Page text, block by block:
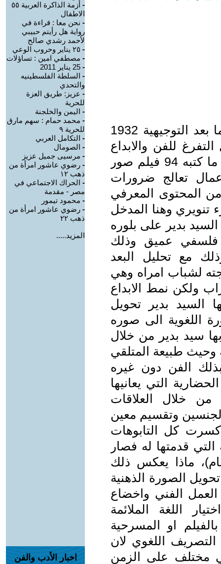
1915 الميلاد البكالوريا وهي مرحله ما بعد التوجيهية 1932
للفن والابداع
المولد ابو الشقوق كفر صقر مجموع ما كتبه 94 فيلم صور
تعالج ضرورات
المحتوى المعرفي
تنويري وهنا المدخل
بدير على بلوره
فلسفي عميق وذلك
مع تحليل البعد
لشباب امراه وهي
ولكن نمط الابداع
السيد بدير تحويل
اللغوية الى صوره
سيد بدير من خلال
وحيث طبيعة المتلقي
الفن دون غيره
التي يعانيها
من خلال العلاقات
وتقسيم معين
كسرت كل التابوهات
قدمتها له فصار
ماذا يعكس ذلك
الصورة الذهنية
العمل الفني واخضاع
اللغة الملائمة
او المسرحية
اللغوي لان
مختلف على الزمن
-
أزمة الذاكرة العربية ٥٥
الاطفال
- نحن معا : قراءة في
رواية هل رأيتم حبيبي
لأحمد رشدي صالح
- ٢٥ يناير وحروب الوعي
- مصطفي امين : تساؤلات
- 25 يناير 2011
- السلطة الفلسطينيه
والتحدي
- عزيز: طريق العزة
للحرية
- اليمن والخلجنة
- محمد حمام : سهم مارق
للحرية ٩
- التكامل العربي
- الصومال
- مرسيى جميل عزيز
- رضوي عاشور امرأة من
ذهب ١٢
- الحراك الاجتماعي في
مصر - مقدمة
- محمود تيمور
- رضوي عاشور امرأة من
ذهب ٢٢
المزيد.....
اخبار الأدب والفن